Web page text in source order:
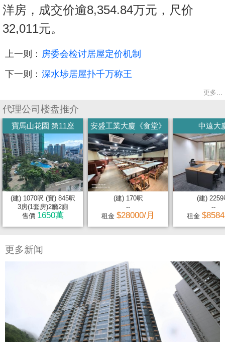
洋房，成交价逾8,354.84万元，尺价
32,011元。
上一则： 房委会检讨居屋定价机制
下一则： 深水埗居屋扑千万称王
更多...
代理公司楼盘推介
寶馬山花園 第11座
(建) 1070呎 (實) 845呎
3房(1套房)2廳2廁
售價 1650萬
安盛工業大廈《食堂》
(建) 170呎
--
租金 $28000/月
中遠大
(建) 2259
--
租金
更多新闻